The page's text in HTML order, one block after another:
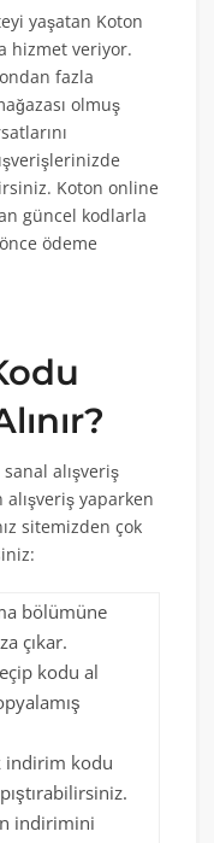
yaşatan Koton
hizmet veriyor.
fazla
olmuş
Koton online
güncel kodlarla
ödeme
alışveriş
alışveriş yaparken
sitemizden çok
bölümüne
çıkar.
kodu al
indirim kodu
indirimini